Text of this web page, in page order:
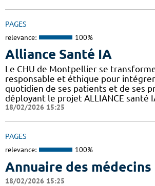
PAGES
relevance: 100%
Alliance Santé IA
Le CHU de Montpellier se
responsable et éthique pour intégrer
quotidien de ses patients et de ses
déployant le projet ALLIANCE santé
18/02/2026 15:25
PAGES
relevance: 100%
Annuaire des médecins
18/02/2026 15:25